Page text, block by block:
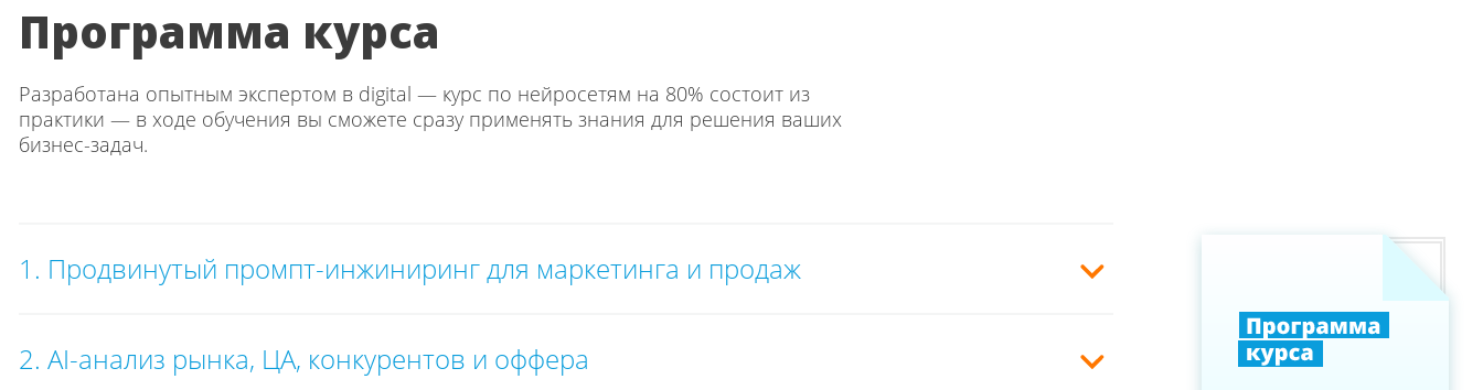
Программа курса
Разработана опытным экспертом в digital — курс по нейросетям на 80% состоит из
практики — в ходе обучения вы сможете сразу применять знания для решения ваших
бизнес-задач.
1. Продвинутый промпт-инжиниринг для маркетинга и продаж
2. AI-анализ рынка, ЦА, конкурентов и оффера